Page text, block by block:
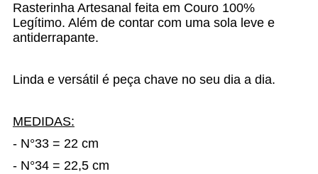
Rasterinha Artesanal feita em Couro 100%
Legítimo. Além de contar com uma sola leve e
antiderrapante.
Linda e versátil é peça chave no seu dia a dia.
MEDIDAS:
- N°33 = 22 cm
- N°34 = 22,5 cm